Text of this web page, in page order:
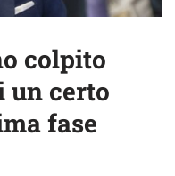
colpito
certo
fase